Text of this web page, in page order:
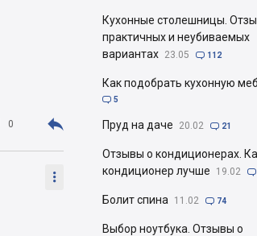
0 

Кухонные столешницы.
практичных и неубиваемых
вариантах 23.05  112
Как подобрать кухонную
 5
Пруд на даче 20.02  21
Отзывы о кондиционерах.
кондиционер лучше
19.02 
Болит спина 11.02  74
Выбор ноутбука. Отзывы о